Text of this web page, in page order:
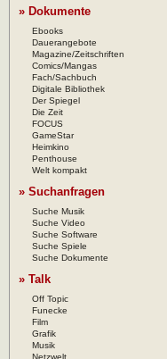
» Dokumente
Ebooks
Dauerangebote
Magazine/Zeitschriften
Comics/Mangas
Fach/Sachbuch
Digitale Bibliothek
Der Spiegel
Die Zeit
FOCUS
GameStar
Heimkino
Penthouse
Welt kompakt
» Suchanfragen
Suche Musik
Suche Video
Suche Software
Suche Spiele
Suche Dokumente
» Talk
Off Topic
Funecke
Film
Grafik
Musik